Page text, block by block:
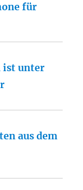
für
ist unter
aus dem